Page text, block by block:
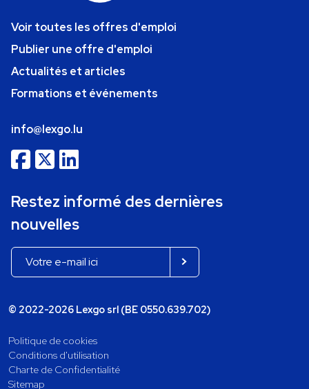
Voir toutes les offres d'emploi
Publier une offre d'emploi
Actualités et articles
Formations et événements
info@lexgo.lu
Restez informé des dernières
nouvelles
© 2022-2026 Lexgo srl (BE 0550.639.702)
Politique de cookies
Conditions d'utilisation
Charte de Confidentialité
Sitemap